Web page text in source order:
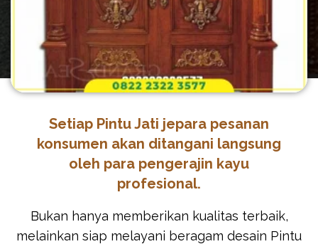
Setiap Pintu Jati jepara pesanan
konsumen akan ditangani langsung
oleh para pengerajin kayu
profesional.
Bukan hanya memberikan kualitas terbaik,
melainkan siap melayani beragam desain Pintu